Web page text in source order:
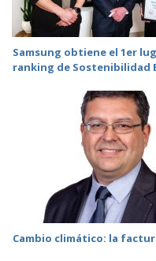
Samsung obtiene el 1er
ranking de Sostenibilidad
Cambio climático: la